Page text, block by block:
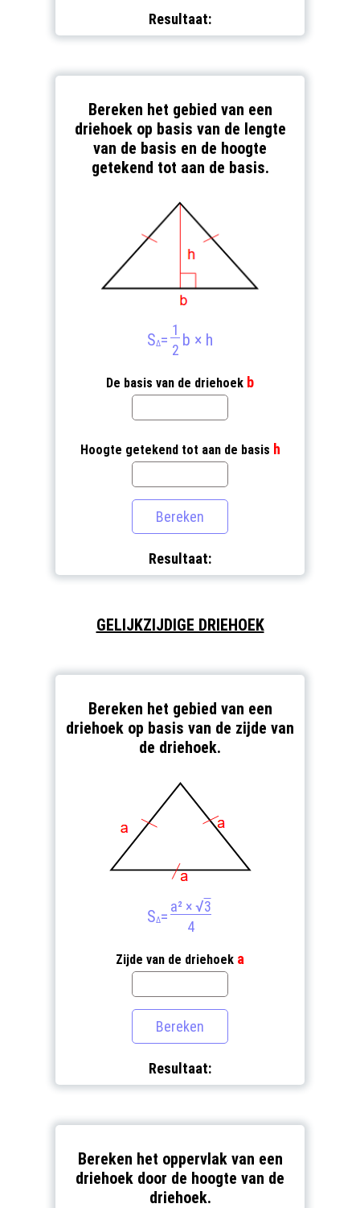
Resultaat:
Bereken het gebied van een
driehoek op basis van de lengte
van de basis en de hoogte
getekend tot aan de basis.
SΔ=
1
2
b × h
De basis van de driehoek b
Hoogte getekend tot aan de basis h
Resultaat:
GELIJKZIJDIGE DRIEHOEK
Bereken het gebied van een
driehoek op basis van de zijde van
de driehoek.
SΔ=
a² ×√3
4
Zijde van de driehoek a
Resultaat:
Bereken het oppervlak van een
driehoek door de hoogte van de
driehoek.